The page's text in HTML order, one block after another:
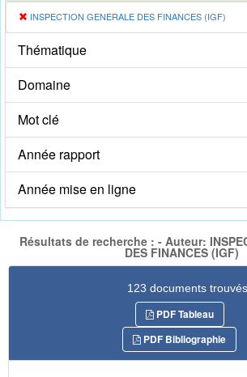
INSPECTION GENERALE DES FINANCES (IGF)
Thématique
Domaine
Mot clé
Année rapport
Année mise en ligne
Résultats de recherche : - Auteur:
DES FINANCES (IGF)
123 documents trouvés
PDF Tableau
PDF Bibliographie